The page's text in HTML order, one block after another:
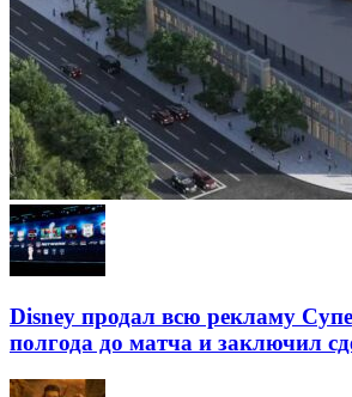
Disney продал всю рекламу
полгода до матча и заключил